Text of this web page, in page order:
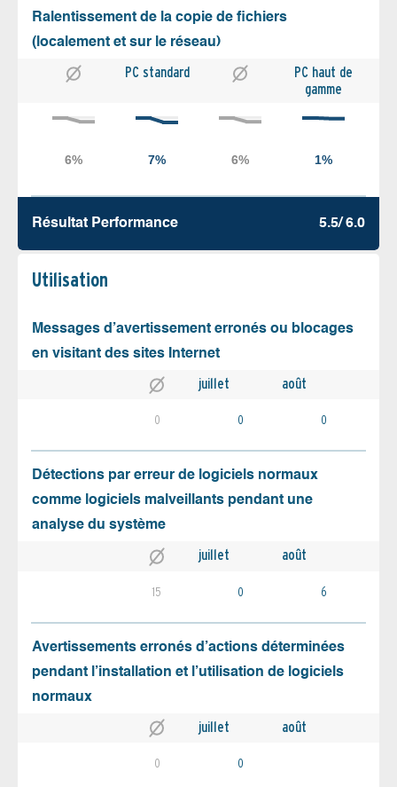
Ralentissement de la copie de fichiers
(localement et sur le réseau)
PC standard
PC haut de
gamme
Résultat Performance 5.5/ 6.0
Utilisation
Messages d’avertissement erronés ou blocages
en visitant des sites Internet
juillet août
0 0 0
Détections par erreur de logiciels normaux
comme logiciels malveillants pendant une
analyse du système
juillet août
15 0 6
Avertissements erronés d’actions déterminées
pendant l’installation et l’utilisation de logiciels
normaux
juillet août
0 0